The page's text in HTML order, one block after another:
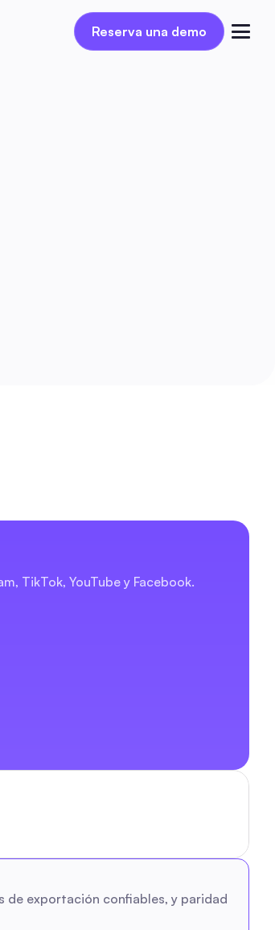
Reserva una demo
Reserva una demo
de exportación confiables, y paridad
TikTok, YouTube y Facebook.